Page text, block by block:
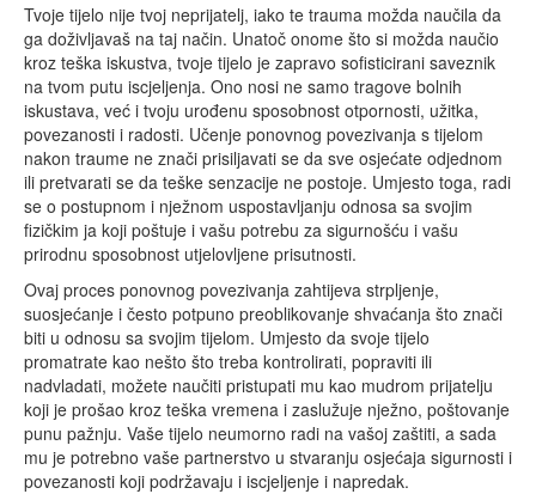
Tvoje tijelo nije tvoj neprijatelj, iako te trauma možda naučila da
ga doživljavaš na taj način. Unatoč onome što si možda naučio
kroz teška iskustva, tvoje tijelo je zapravo sofisticirani saveznik
na tvom putu iscjeljenja. Ono nosi ne samo tragove bolnih
iskustava, već i tvoju urođenu sposobnost otpornosti, užitka,
povezanosti i radosti. Učenje ponovnog povezivanja s tijelom
nakon traume ne znači prisiljavati se da sve osjećate odjednom
ili pretvarati se da teške senzacije ne postoje. Umjesto toga, radi
se o postupnom i nježnom uspostavljanju odnosa sa svojim
fizičkim ja koji poštuje i vašu potrebu za sigurnošću i vašu
prirodnu sposobnost utjelovljene prisutnosti.
Ovaj proces ponovnog povezivanja zahtijeva strpljenje,
suosjećanje i često potpuno preoblikovanje shvaćanja što znači
biti u odnosu sa svojim tijelom. Umjesto da svoje tijelo
promatrate kao nešto što treba kontrolirati, popraviti ili
nadvladati, možete naučiti pristupati mu kao mudrom prijatelju
koji je prošao kroz teška vremena i zaslužuje nježno, poštovanje
punu pažnju. Vaše tijelo neumorno radi na vašoj zaštiti, a sada
mu je potrebno vaše partnerstvo u stvaranju osjećaja sigurnosti i
povezanosti koji podržavaju i iscjeljenje i napredak.